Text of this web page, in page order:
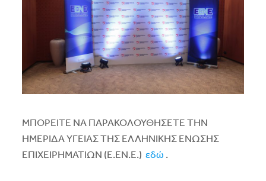
ΜΠΟΡΕΙΤΕ ΝΑ ΠΑΡΑΚΟΛΟΥΘΗΣΕΤΕ ΤΗΝ
ΗΜΕΡΙΔΑ ΥΓΕΙΑΣ ΤΗΣ ΕΛΛΗΝΙΚΗΣ ΕΝΩΣΗΣ
ΕΠΙΧΕΙΡΗΜΑΤΙΩΝ (Ε.ΕΝ.Ε.) εδώ .